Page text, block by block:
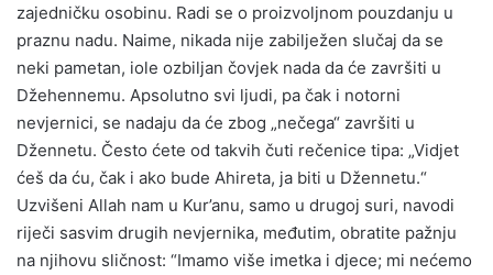
zajedničku osobinu. Radi se o proizvoljnom pouzdanju u
praznu nadu. Naime, nikada nije zabilježen slučaj da se
neki pametan, iole ozbiljan čovjek nada da će završiti u
Džehennemu. Apsolutno svi ljudi, pa čak i notorni
nevjernici, se nadaju da će zbog „nečega“ završiti u
Džennetu. Često ćete od takvih čuti rečenice tipa: „Vidjet
ćeš da ću, čak i ako bude Ahireta, ja biti u Džennetu.“
Uzvišeni Allah nam u Kur’anu, samo u drugoj suri, navodi
riječi sasvim drugih nevjernika, međutim, obratite pažnju
na njihovu sličnost: “Imamo više imetka i djece; mi nećemo